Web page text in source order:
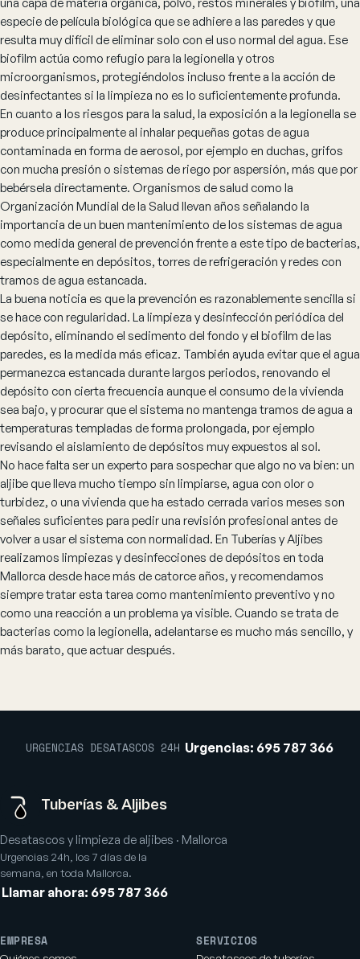
especie de película biológica que se adhiere a las paredes y que
resulta muy difícil de eliminar solo con el uso normal del agua. Ese
biofilm actúa como refugio para la legionella y otros
microorganismos, protegiéndolos incluso frente a la acción de
desinfectantes si la limpieza no es lo suficientemente profunda.
En cuanto a los riesgos para la salud, la exposición a la legionella se
produce principalmente al inhalar pequeñas gotas de agua
contaminada en forma de aerosol, por ejemplo en duchas, grifos
con mucha presión o sistemas de riego por aspersión, más que por
bebérsela directamente. Organismos de salud como la
Organización Mundial de la Salud llevan años señalando la
importancia de un buen mantenimiento de los sistemas de agua
como medida general de prevención frente a este tipo de bacterias,
especialmente en depósitos, torres de refrigeración y redes con
tramos de agua estancada.
La buena noticia es que la prevención es razonablemente sencilla si
se hace con regularidad. La limpieza y desinfección periódica del
depósito, eliminando el sedimento del fondo y el biofilm de las
paredes, es la medida más eficaz. También ayuda evitar que el agua
permanezca estancada durante largos periodos, renovando el
depósito con cierta frecuencia aunque el consumo de la vivienda
sea bajo, y procurar que el sistema no mantenga tramos de agua a
temperaturas templadas de forma prolongada, por ejemplo
revisando el aislamiento de depósitos muy expuestos al sol.
No hace falta ser un experto para sospechar que algo no va bien: un
aljibe que lleva mucho tiempo sin limpiarse, agua con olor o
turbidez, o una vivienda que ha estado cerrada varios meses son
señales suficientes para pedir una revisión profesional antes de
volver a usar el sistema con normalidad. En Tuberías y Aljibes
realizamos limpiezas y desinfecciones de depósitos en toda
Mallorca desde hace más de catorce años, y recomendamos
siempre tratar esta tarea como mantenimiento preventivo y no
como una reacción a un problema ya visible. Cuando se trata de
bacterias como la legionella, adelantarse es mucho más sencillo, y
más barato, que actuar después.
URGENCIAS DESATASCOS 24H Urgencias: 695 787 366
Tuberías &Aljibes
Desatascos y limpieza de aljibes · Mallorca
Urgencias 24h, los 7 días de la
semana, en toda Mallorca.
Llamar ahora: 695 787 366
EMPRESA SERVICIOS